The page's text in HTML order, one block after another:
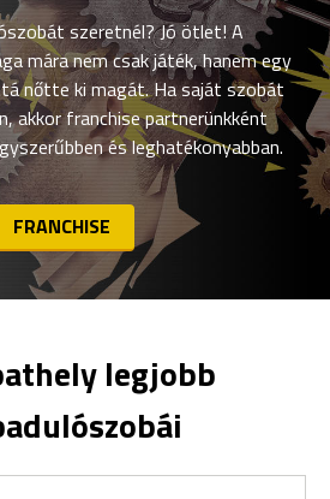
szeretnél? Jó ötlet! A
mára nem csak játék, hanem egy
nőtte ki magát. Ha saját szobát
akkor franchise partnerünkként
és leghatékonyabban.
FRANCHISE
legjobb